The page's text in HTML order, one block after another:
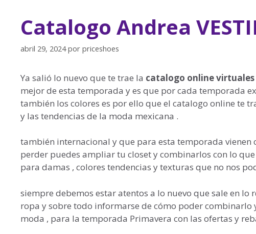
Catalogo Andrea
abril 29, 2024 por priceshoes
Ya salió lo nuevo que te trae la catalogo online virtuales
mejor de esta temporada y es que por cada temporada
también los colores es por ello que el catalogo online te
y las tendencias de la moda mexicana .
también internacional y que para esta temporada vienen
perder puedes ampliar tu closet y combinarlos con lo
para damas , colores tendencias y texturas que no nos
siempre debemos estar atentos a lo nuevo que sale en lo
ropa y sobre todo informarse de cómo poder combinarlo
moda , para la temporada Primavera con las ofertas y